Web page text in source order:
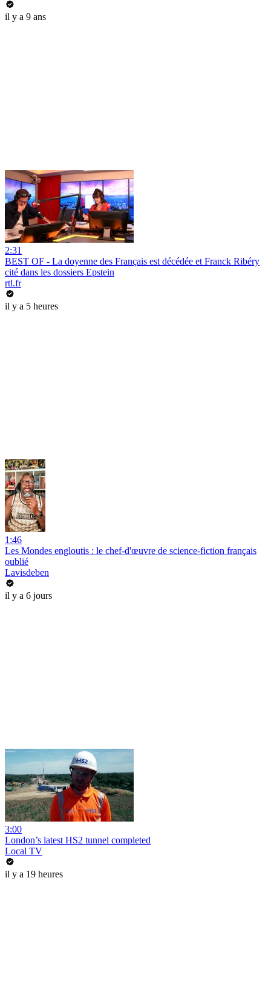
il y a 9 ans
2:31
BEST OF - La doyenne des Français est décédée et Franck Ribéry
cité dans les dossiers Epstein
rtl.fr
il y a 5 heures
1:46
Les Mondes engloutis : le chef-d'œuvre de science-fiction français
oublié
Lavisdeben
il y a 6 jours
3:00
London’s latest HS2 tunnel completed
Local TV
il y a 19 heures